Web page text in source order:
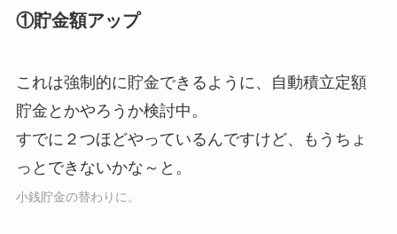
①貯金額アップ
これは強制的に貯金できるように、自動積立定額
貯金とかやろうか検討中。
すでに２つほどやっているんですけど、もうちょ
っとできないかな～と。
小銭貯金の替わりに。